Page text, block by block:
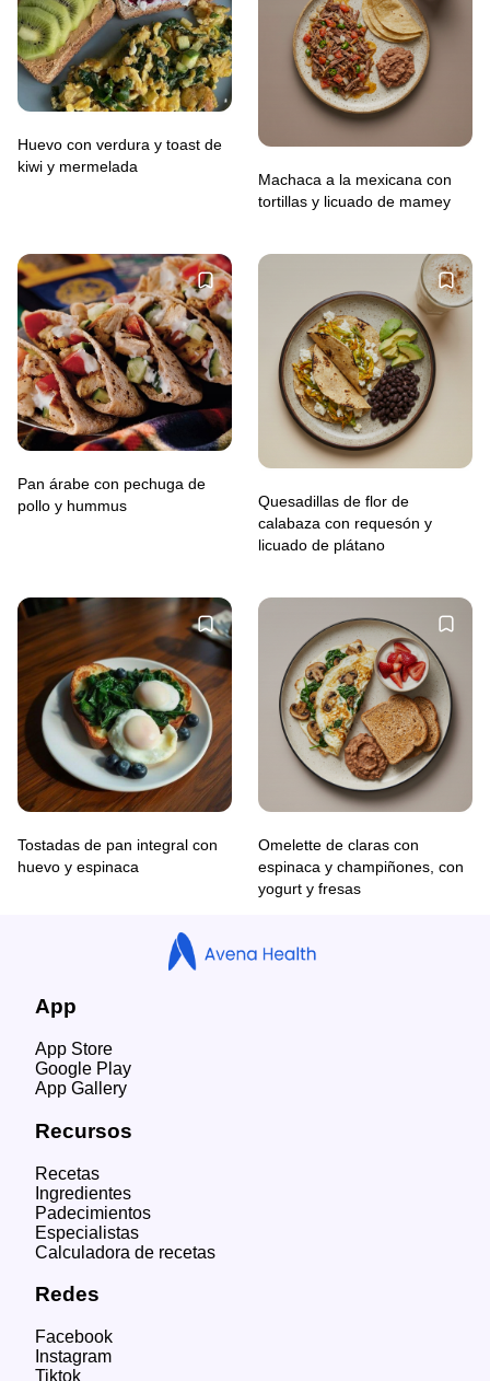
Huevo con verdura y toast de
kiwi y mermelada
Machaca a la mexicana con
tortillas y licuado de mamey
Pan árabe con pechuga de
pollo y hummus
Quesadillas de flor de
calabaza con requesón y
licuado de plátano
Tostadas de pan integral con
huevo y espinaca
Omelette de claras con
espinaca y champiñones, con
yogurt y fresas
App
App Store
Google Play
App Gallery
Recursos
Recetas
Ingredientes
Padecimientos
Especialistas
Calculadora de recetas
Redes
Facebook
Instagram
Tiktok